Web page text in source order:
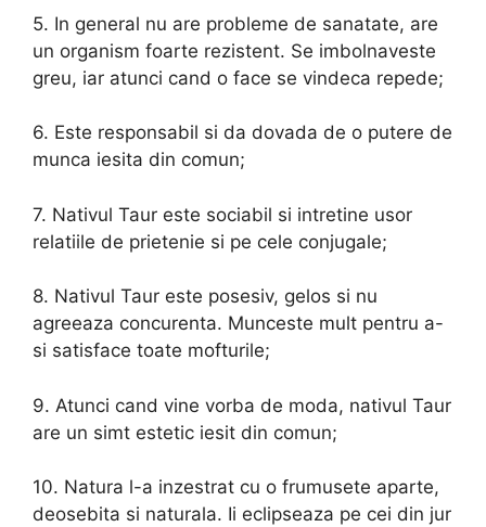
5. In general nu are probleme de sanatate, are
un organism foarte rezistent. Se imbolnaveste
greu, iar atunci cand o face se vindeca repede;
6. Este responsabil si da dovada de o putere de
munca iesita din comun;
7. Nativul Taur este sociabil si intretine usor
relatiile de prietenie si pe cele conjugale;
8. Nativul Taur este posesiv, gelos si nu
agreeaza concurenta. Munceste mult pentru a-
si satisface toate mofturile;
9. Atunci cand vine vorba de moda, nativul Taur
are un simt estetic iesit din comun;
10. Natura l-a inzestrat cu o frumusete aparte,
deosebita si naturala. Ii eclipseaza pe cei din jur